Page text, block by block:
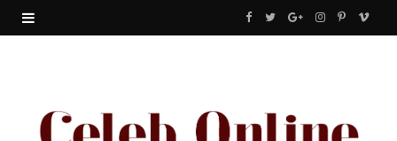
F
e
T G
g
I
t
P
t
V